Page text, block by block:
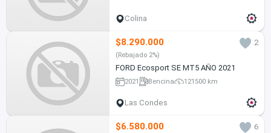
Colina
$8.290.000 2
(Rebajado 2%)
FORD Ecosport SE MT5 AÑO 2021
2021 Bencina 121500 km
Las Condes
$6.580.000 6